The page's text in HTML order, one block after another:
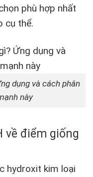
phù hợp nhất
cụ thể.
dụng và cách phân
này
về điểm giống
hydroxit kim loại